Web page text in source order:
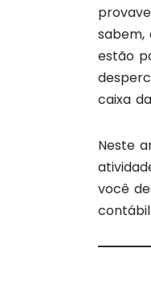
sabem,
estão
caixa
Neste
você